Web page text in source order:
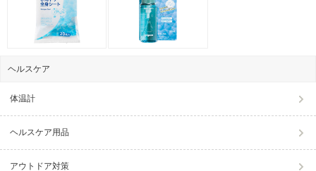
ヘルスケア
体温計
ヘルスケア用品
アウトドア対策